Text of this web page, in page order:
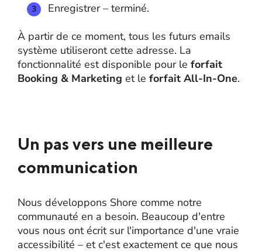
Enregistrer – terminé.
À partir de ce moment, tous les futurs emails
système utiliseront cette adresse. La
fonctionnalité est disponible pour le forfait
Booking & Marketing et le forfait All-In-One.
Un pas vers une meilleure
communication
Nous développons Shore comme notre
communauté en a besoin. Beaucoup d'entre
vous nous ont écrit sur l'importance d'une vraie
accessibilité – et c'est exactement ce que nous